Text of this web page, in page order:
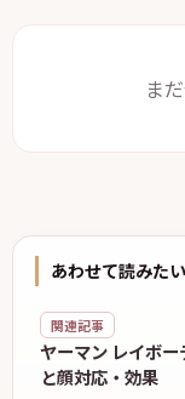
ま
あわせて読みたい
関連記事
ヤーマン レイボ
と顔対応・効果